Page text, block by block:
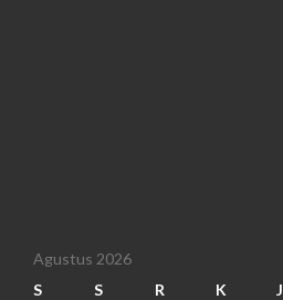
Agustus 2026
S
S R K J